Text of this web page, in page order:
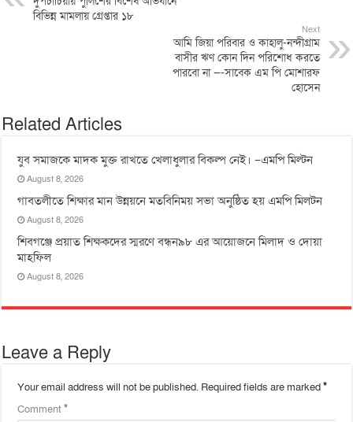
বিভিন্ন মামলায় গ্রেপ্তার ১৮
Next
আমি জিয়া পরিবার ও কাহালু-নন্দীগ্রাম
বাসীর ঋণ কোন দিন পরিশোধ করতে
পারবো না —-সাবেক এম পি মোশারফ
হোসেন
Related Articles
যুব সমাজকে মাদক মুক্ত রাখতে খেলাধুলার বিকল্প নেই। –এমপি মিল্টন
August 8, 2026
‎গাবতলীতে শিক্ষার মান উন্নয়নে ‎মতবিনিময় সভা অনুষ্ঠিত হয় ‎এমপি মিলটন
August 8, 2026
শিবগঞ্জে প্রয়াত শিক্ষকদের স্মরণে বন্ধন৯৮ এর আয়োজনে মিলাদ ও দোয়া
মাহফিল
August 8, 2026
Leave a Reply
Your email address will not be published. Required fields are marked*
Comment*